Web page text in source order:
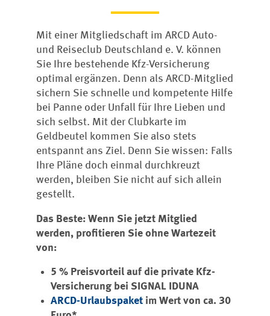
Mit einer Mitgliedschaft im ARCD Auto-
und Reiseclub Deutschland e. V. können
Sie Ihre bestehende Kfz-Versicherung
optimal ergänzen. Denn als ARCD-Mitglied
sichern Sie schnelle und kompetente Hilfe
bei Panne oder Unfall für Ihre Lieben und
sich selbst. Mit der Clubkarte im
Geldbeutel kommen Sie also stets
entspannt ans Ziel. Denn Sie wissen: Falls
Ihre Pläne doch einmal durchkreuzt
werden, bleiben Sie nicht auf sich allein
gestellt.
Das Beste: Wenn Sie jetzt Mitglied
werden, profitieren Sie ohne Wartezeit
von:
5 % Preisvorteil auf die private Kfz-
Versicherung bei SIGNAL IDUNA
ARCD-Urlaubspaket im Wert von ca. 30